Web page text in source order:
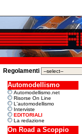
Regolamenti
Automodellismo
Automodellismo.net
Risorse On Line
L'automodellismo
Interviste
EDITORIALI
La redazione
On Road a Scoppio